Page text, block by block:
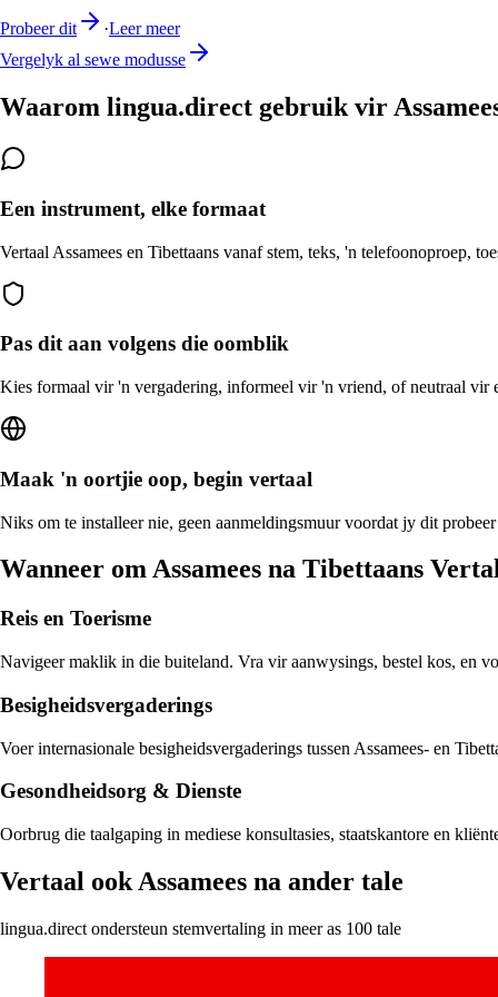
Probeer dit ·Leer meer
Vergelyk al sewe modusse
Waarom lingua.direct gebruik vir
Een instrument, elke formaat
Vertaal Assamees en Tibettaans vanaf stem, teks, 'n telefoonoproep,
Pas dit aan volgens die oomblik
Kies formaal vir 'n vergadering, informeel vir 'n vriend, of neutraal vir
Maak 'n oortjie oop, begin vertaal
Niks om te installeer nie, geen aanmeldingsmuur voordat jy dit
Wanneer om Assamees na Tibettaans
Reis en Toerisme
Navigeer maklik in die buiteland. Vra vir aanwysings, bestel kos, en
Besigheidsvergaderings
Voer internasionale besigheidsvergaderings tussen Assamees- en
Gesondheidsorg & Dienste
Oorbrug die taalgaping in mediese konsultasies, staatskantore en
Vertaal ook Assamees na ander tale
lingua.direct ondersteun stemvertaling in meer as 100 tale